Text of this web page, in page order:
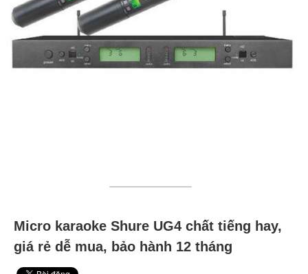
Micro karaoke Shure UG4 chất tiếng hay,
giá rẻ dễ mua, bảo hành 12 tháng